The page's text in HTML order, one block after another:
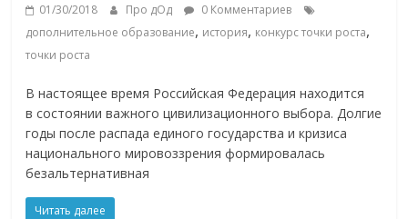
01/30/2018 Про дОд
0 Комментариев
дополнительное образование, история, конкурс точки роста,
точки роста
В настоящее время Российская Федерация находится
в состоянии важного цивилизационного выбора. Долгие
годы после распада единого государства и кризиса
национального мировоззрения формировалась
безальтернативная
Читать далее